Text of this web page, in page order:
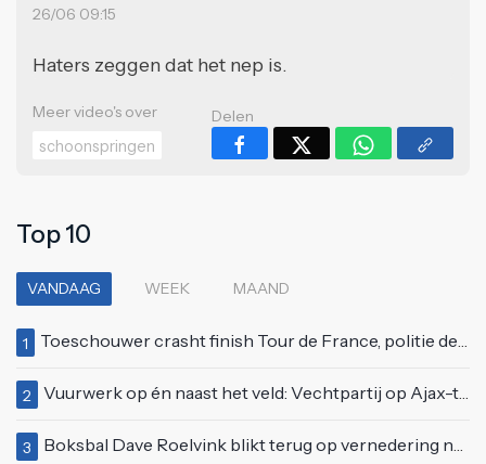
26/06 09:15
Haters zeggen dat het nep is.
Meer video's over
schoonspringen
Delen
Top 10
VANDAAG WEEK MAAND
1 Toeschouwer crasht finish Tour de France, politie deelt bodycheck uit
2 Vuurwerk op én naast het veld: Vechtpartij op Ajax-tribune tussen supporters en stewards
3 Boksbal Dave Roelvink blikt terug op vernedering na z'n gevecht met Melvin Manhoef